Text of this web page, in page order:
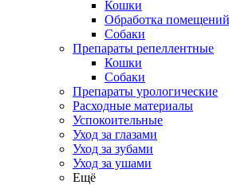
Кошки
Обработка помещений
Собаки
Препараты репеллентные
Кошки
Собаки
Препараты урологические
Расходные материалы
Успокоительные
Уход за глазами
Уход за зубами
Уход за ушами
Ещё